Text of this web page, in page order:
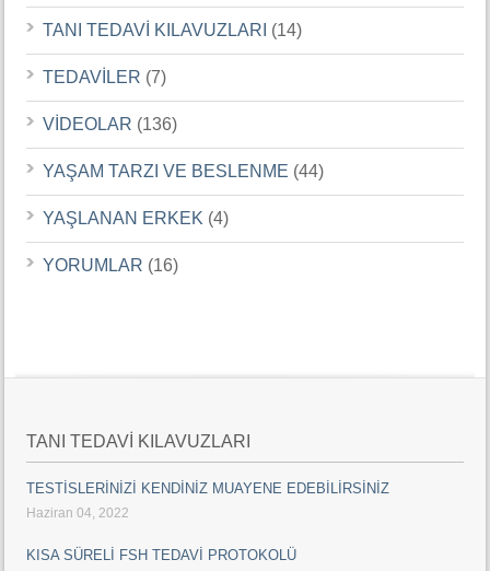
TANI TEDAVİ KILAVUZLARI (14)
TEDAVİLER (7)
VİDEOLAR (136)
YAŞAM TARZI VE BESLENME (44)
YAŞLANAN ERKEK (4)
YORUMLAR (16)
TANI TEDAVİ KILAVUZLARI
TESTİSLERİNİZİ KENDİNİZ MUAYENE EDEBİLİRSİNİZ
Haziran 04, 2022
KISA SÜRELİ FSH TEDAVİ PROTOKOLÜ